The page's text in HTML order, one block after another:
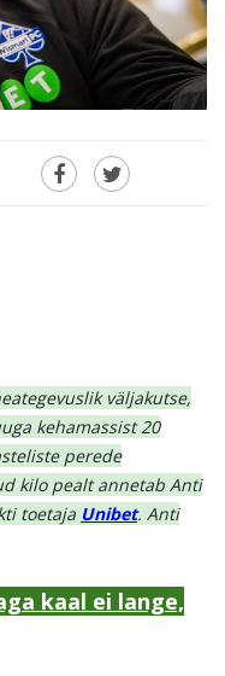
väljakutse,
kehamassist 20
perede
kilo pealt annetab Anti
toetaja Unibet. Anti
kaal ei lange,